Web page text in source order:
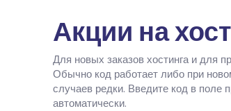
Акции на
Для новых заказов хостинга и для
Обычно код работает либо при
случаев редки. Введите код в поле
автоматически.